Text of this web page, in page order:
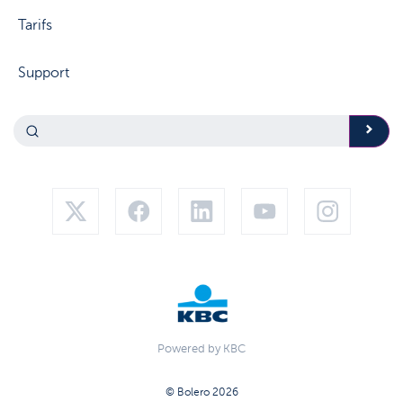
Tarifs
Support
Powered by KBC
© Bolero 2026